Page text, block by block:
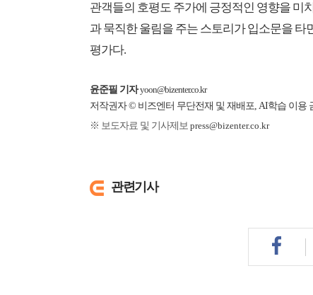
관객들의 호평도 주가에 긍정적인 영향을 미
과 묵직한 울림을 주는 스토리가 입소문을
평가다.
윤준필 기자 yoon@bizenter.co.kr
저작권자 © 비즈엔터 무단전재 및 재배포, AI학습 이용
※ 보도자료 및 기사제보 press@bizenter.co.kr
관련기사